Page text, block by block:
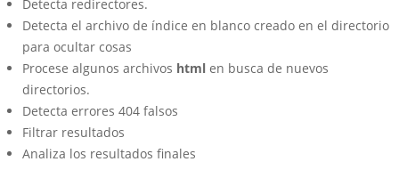
Detecta redirectores.
Detecta el archivo de índice en blanco creado en el directorio
para ocultar cosas
Procese algunos archivos html en busca de nuevos
directorios.
Detecta errores 404 falsos
Filtrar resultados
Analiza los resultados finales